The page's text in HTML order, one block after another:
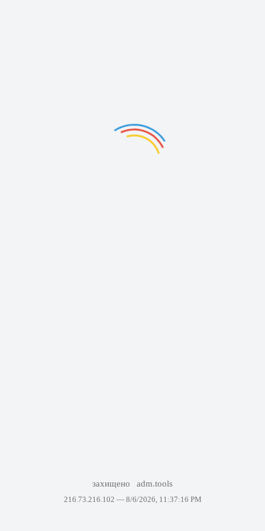
захищено adm.tools
216.73.216.102 — 8/6/2026, 11:37:16 PM